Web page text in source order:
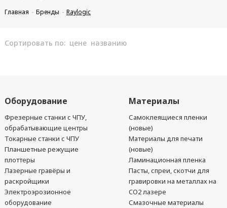
Главная Бренды Raylogic
Сортировать по: цене названию
Оборудование
Фрезерные станки с ЧПУ,
обрабатывающие центры
Токарные станки с ЧПУ
Планшетные режущие
плоттеры
Лазерные гравёры и
раскройщики
Электроэрозионное
оборудование
Материалы
Самоклеящиеся пленки
(новые)
Материалы для печати
(новые)
Ламинационная пленка
Пасты, спреи, скотчи для
гравировки на металлах на
CO2 лазере
Смазочные материалы